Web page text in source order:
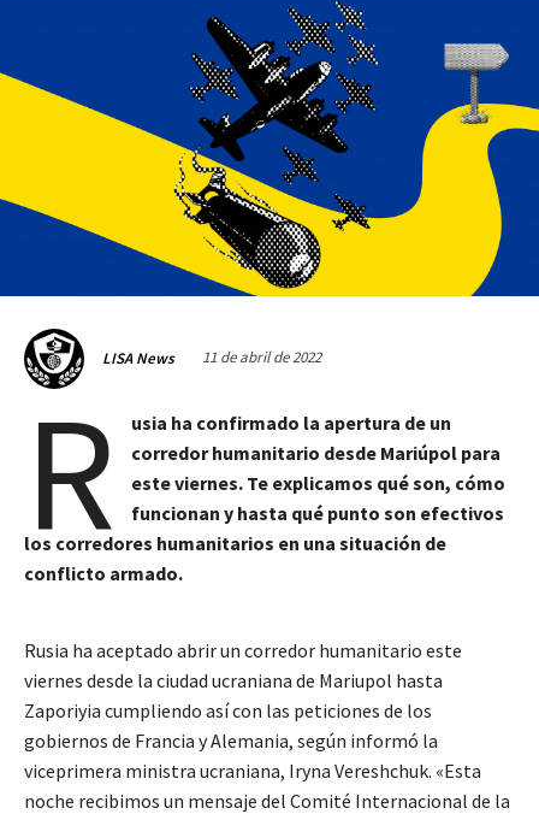
LISA News 11 de abril de 2022
R
usia ha confirmado la apertura de un
corredor humanitario desde Mariúpol para
este viernes. Te explicamos qué son, cómo
funcionan y hasta qué punto son efectivos
los corredores humanitarios en una situación de
conflicto armado.
Rusia ha aceptado abrir un corredor humanitario este
viernes desde la ciudad ucraniana de Mariupol hasta
Zaporiyia cumpliendo así con las peticiones de los
gobiernos de Francia y Alemania, según informó la
viceprimera ministra ucraniana, Iryna Vereshchuk. «Esta
noche recibimos un mensaje del Comité Internacional de la